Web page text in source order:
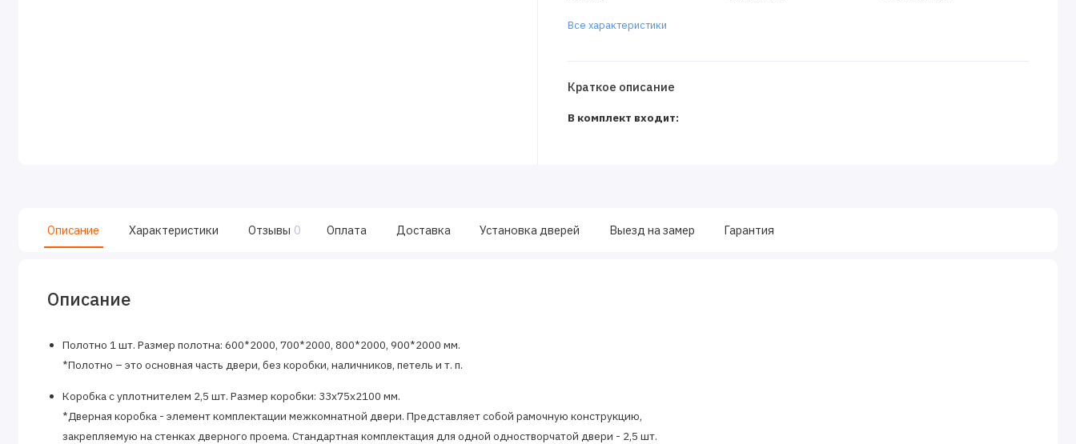
Все характеристики
Краткое описание
В комплект входит:
Описание Характеристики Отзывы 0 Оплата Доставка Установка дверей Выезд на замер Гарантия
Описание
Полотно 1 шт. Размер полотна: 600*2000, 700*2000, 800*2000, 900*2000 мм.
*Полотно – это основная часть двери, без коробки, наличников, петель и т. п.
Коробка с уплотнителем 2,5 шт. Размер коробки: 33х75х2100 мм.
*Дверная коробка - элемент комплектации межкомнатной двери. Представляет собой рамочную конструкцию,
закрепляемую на стенках дверного проема. Стандартная комплектация для одной одностворчатой двери - 2,5 шт.